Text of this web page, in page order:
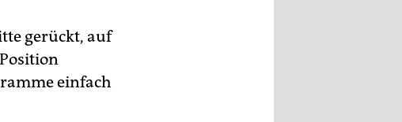
gerückt, auf
einfach